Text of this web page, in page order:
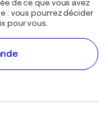
de ce que vous avez
: vous pourrez décider
pour vous.